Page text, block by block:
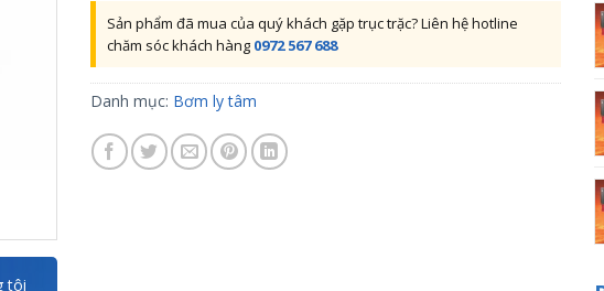
tôi
Sản phẩm đã mua của quý khách gặp trục trặc? Liên hệ hotline
chăm sóc khách hàng 0972 567 688
Danh mục: Bơm ly tâm